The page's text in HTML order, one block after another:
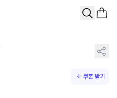
쿠폰 받기